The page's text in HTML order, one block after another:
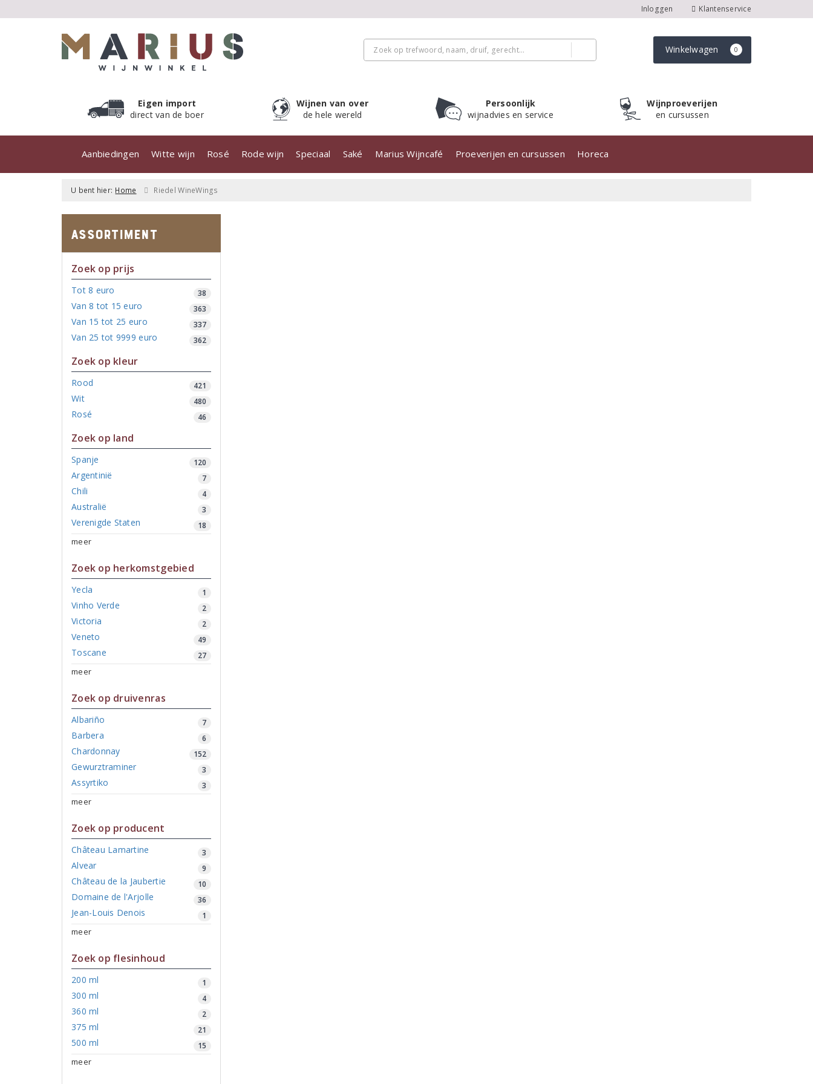
Inloggen Klantenservice
Winkelwagen 0
Eigen import
direct van de boer
Wijnen van over
de hele wereld
Persoonlijk
wijnadvies en service
Wijnproeverijen
en cursussen
Aanbiedingen Witte wijn Rosé Rode wijn Speciaal Saké Marius Wijncafé Proeverijen en cursussen Horeca
U bent hier: Home Riedel WineWings
Assortiment
Zoek op prijs
Tot 8 euro 38
Van 8 tot 15 euro 363
Van 15 tot 25 euro 337
Van 25 tot 9999 euro 362
Zoek op kleur
Rood 421
Wit 480
Rosé 46
Zoek op land
Spanje 120
Argentinië 7
Chili 4
Australië 3
Verenigde Staten 18
meer
Zoek op herkomstgebied
Yecla 1
Vinho Verde 2
Victoria 2
Veneto 49
Toscane 27
meer
Zoek op druivenras
Albariño 7
Barbera 6
Chardonnay 152
Gewurztraminer 3
Assyrtiko 3
meer
Zoek op producent
Château Lamartine 3
Alvear 9
Château de la Jaubertie 10
Domaine de l'Arjolle 36
Jean-Louis Denois 1
meer
Zoek op flesinhoud
200 ml 1
300 ml 4
360 ml 2
375 ml 21
500 ml 15
meer